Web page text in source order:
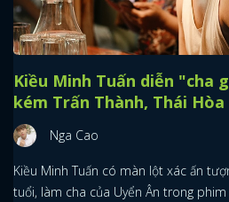
Kiều Minh Tuấn diễn "cha
kém Trấn Thành, Thái Hòa
Nga Cao
Kiều Minh Tuấn có màn lột xác ấn
tuổi, làm cha của Uyển Ân trong